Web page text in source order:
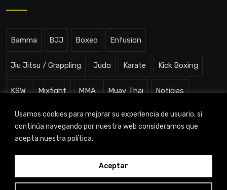
Usamos cookies para mejorar su experiencia de usuario, si
continúa navegando por nuestra web consideramos que
acepta nuestra política.
Aceptar
Bamma BJJ Boxeo Enfusion
Jiu Jitsu / Grappling Judo Karate Kick Boxing
KSW Mixfight MMA Muay Thai Noticias
One ChampionShip Slam Arena Uncategorized
TITAN CHANNEL © 2023 |Aviso legal|Política de